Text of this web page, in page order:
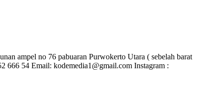
ampel no 76 pabuaran Purwokerto Utara ( sebelah barat
666 54 Email: kodemedia1@gmail.com Instagram :